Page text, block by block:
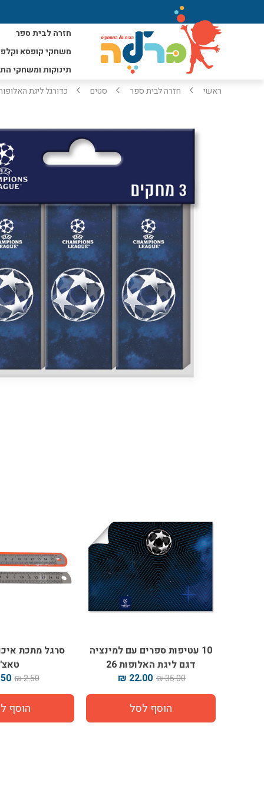
חזרה לבית ספר
משחקי קופסא
תינוקות ומשחקי
ראשי חזרה לבית ספר סטים כדורגל ליגת האלופות
10 עטיפות ספרים עם למינציה
דגם ליגת האלופות 26
35.00 ₪
22.00 ₪
טאצ'
2.50 ₪
₪